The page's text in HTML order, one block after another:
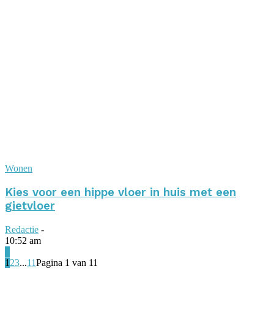
Wonen
Kies voor een hippe vloer in huis met een
gietvloer
Redactie -
10:52 am
1 23...11Pagina 1 van 11